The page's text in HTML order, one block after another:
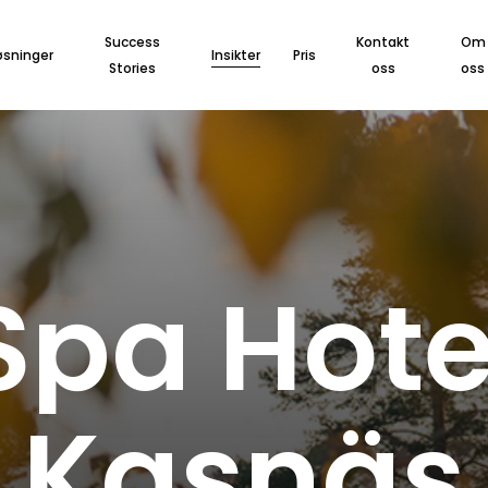
Success
Stories
Insikter Pris
Kontakt
oss
Om
oss